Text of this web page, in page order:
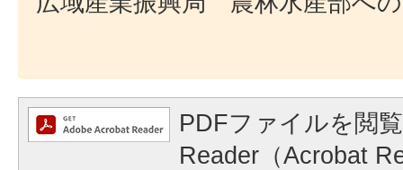
PDFファイルを閲
Reader（Acrobat